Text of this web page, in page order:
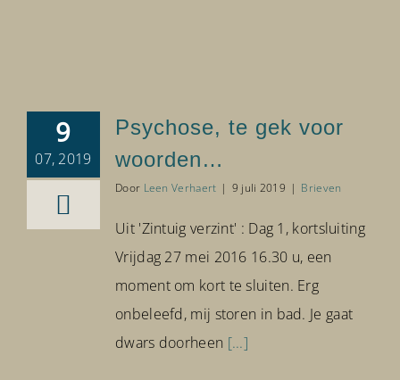
9
07, 2019
Psychose, te gek voor
woorden…
Door Leen Verhaert | 9 juli 2019 | Brieven
Uit 'Zintuig verzint' : Dag 1, kortsluiting
Vrijdag 27 mei 2016 16.30 u, een
moment om kort te sluiten. Erg
onbeleefd, mij storen in bad. Je gaat
dwars doorheen [...]